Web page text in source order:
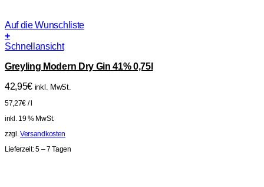
Auf die Wunschliste
+
Schnellansicht
Greyling Modern Dry Gin 41% 0,75l
42,95€ inkl. MwSt.
57,27€ /
inkl. 19 % MwSt.
zzgl.Versandkosten
Lieferzeit:5 – 7 Tagen